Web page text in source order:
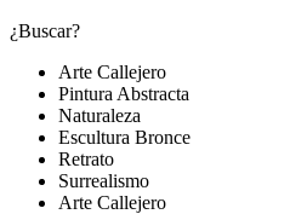
¿Buscar?
Arte Callejero
Pintura Abstracta
Naturaleza
Escultura Bronce
Retrato
Surrealismo
Arte Callejero